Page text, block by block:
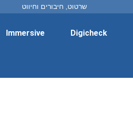
שרטוט, חיבורים וחיווט
Digicheck
Immersive